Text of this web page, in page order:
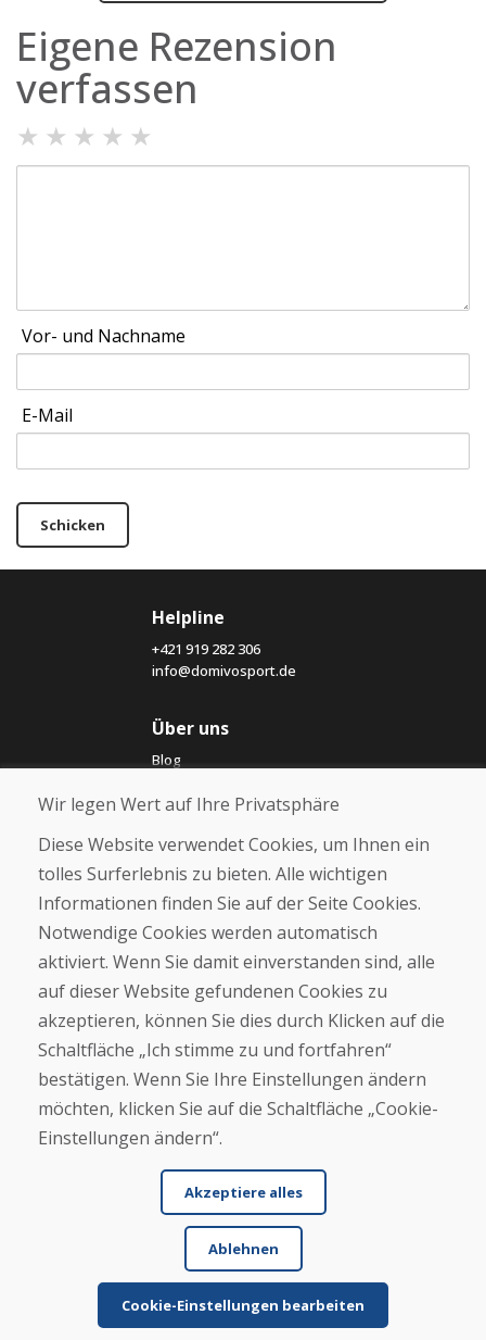
Eigene Rezension
verfassen
★ ★ ★ ★ ★
Vor- und Nachname
E-Mail
Schicken
Helpline
+421 919 282 306
info@domivosport.de
Über uns
Blog
Geschäft
Kaufen
E-Shop
Impressum
Geschäftsbedingungen
Zahlung
Beschwerde
Rückgabe und Umtausch von Waren
Cookies
© DOMIVOSPORT 2026, Alle Rechte vorbehalten
Wir legen Wert auf Ihre Privatsphäre
Diese Website verwendet Cookies, um Ihnen ein
tolles Surferlebnis zu bieten. Alle wichtigen
Informationen finden Sie auf der Seite Cookies.
Notwendige Cookies werden automatisch
aktiviert. Wenn Sie damit einverstanden sind, alle
auf dieser Website gefundenen Cookies zu
akzeptieren, können Sie dies durch Klicken auf die
Schaltfläche „Ich stimme zu und fortfahren“
bestätigen. Wenn Sie Ihre Einstellungen ändern
möchten, klicken Sie auf die Schaltfläche „Cookie-
Einstellungen ändern“.
Akzeptiere alles
Ablehnen
Cookie-Einstellungen bearbeiten